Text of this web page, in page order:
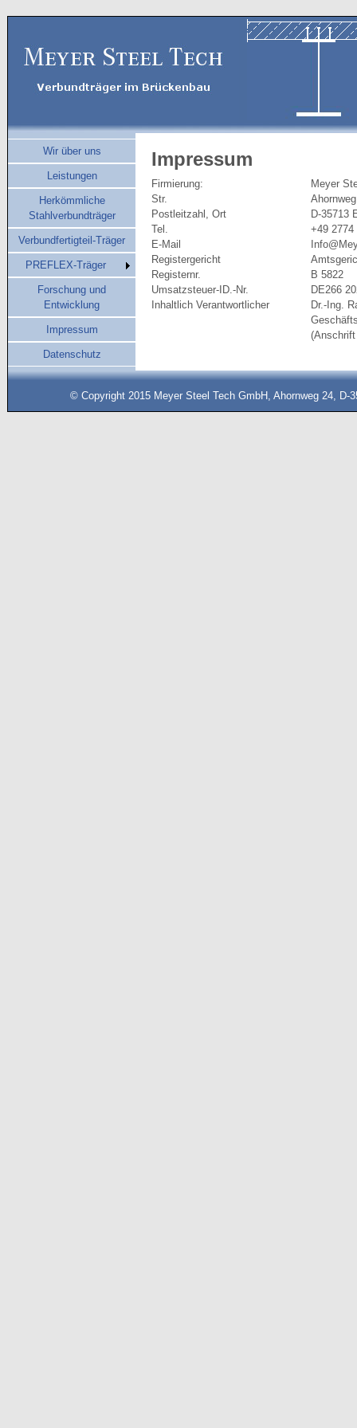
Wir über uns
Leistungen
Herkömmliche
Stahlverbundträger
Verbundfertigteil-Träger
PREFLEX-Träger
Forschung und
Entwicklung
Impressum
Datenschutz
Impressum
Firmierung:
Meyer
Str.
Postleitzahl, Ort
D-35713
Tel.
+49 2774
E-Mail
Registergericht
Registernr.
B 5822
Umsatzsteuer-ID.-Nr.
DE266
Inhaltlich Verantwortlicher
Dr.-Ing.
© Copyright 2015 Meyer Steel Tech GmbH, Ahornweg 24, D-